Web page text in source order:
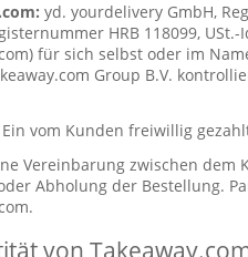
yd. yourdelivery GmbH,
HRB 118099,
für sich selbst oder im
Group B.V.
Ein vom Kunden freiwillig
Vereinbarung zwischen dem
Abholung der Bestellung.
von